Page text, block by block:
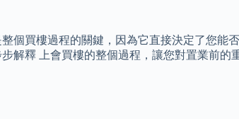
個買樓過程的關鍵，因為它直接決定了您能
解釋 上會買樓的整個過程，讓您對置業前的